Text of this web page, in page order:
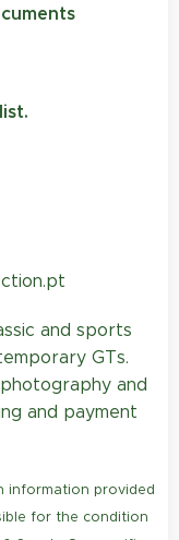
and sports
GTs.
and
and payment
information provided
for the condition